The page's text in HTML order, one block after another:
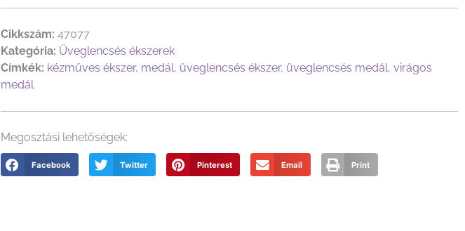
Cikkszám: 47077
Kategória: Üveglencsés ékszerek
Címkék: kézműves ékszer, medál, üveglencsés ékszer, üveglencsés medál, virágos
medál
Megosztási lehetőségek:
Facebook Twitter Pinterest Email Print